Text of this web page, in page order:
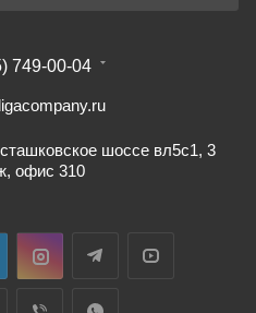
749-00-04
шоссе вл5с1, 3
офис 310